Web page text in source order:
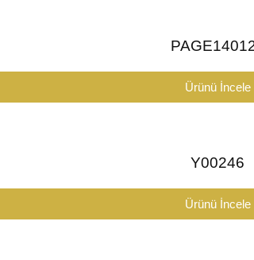
Ürünü İncele
Y00246
Ürünü İncele